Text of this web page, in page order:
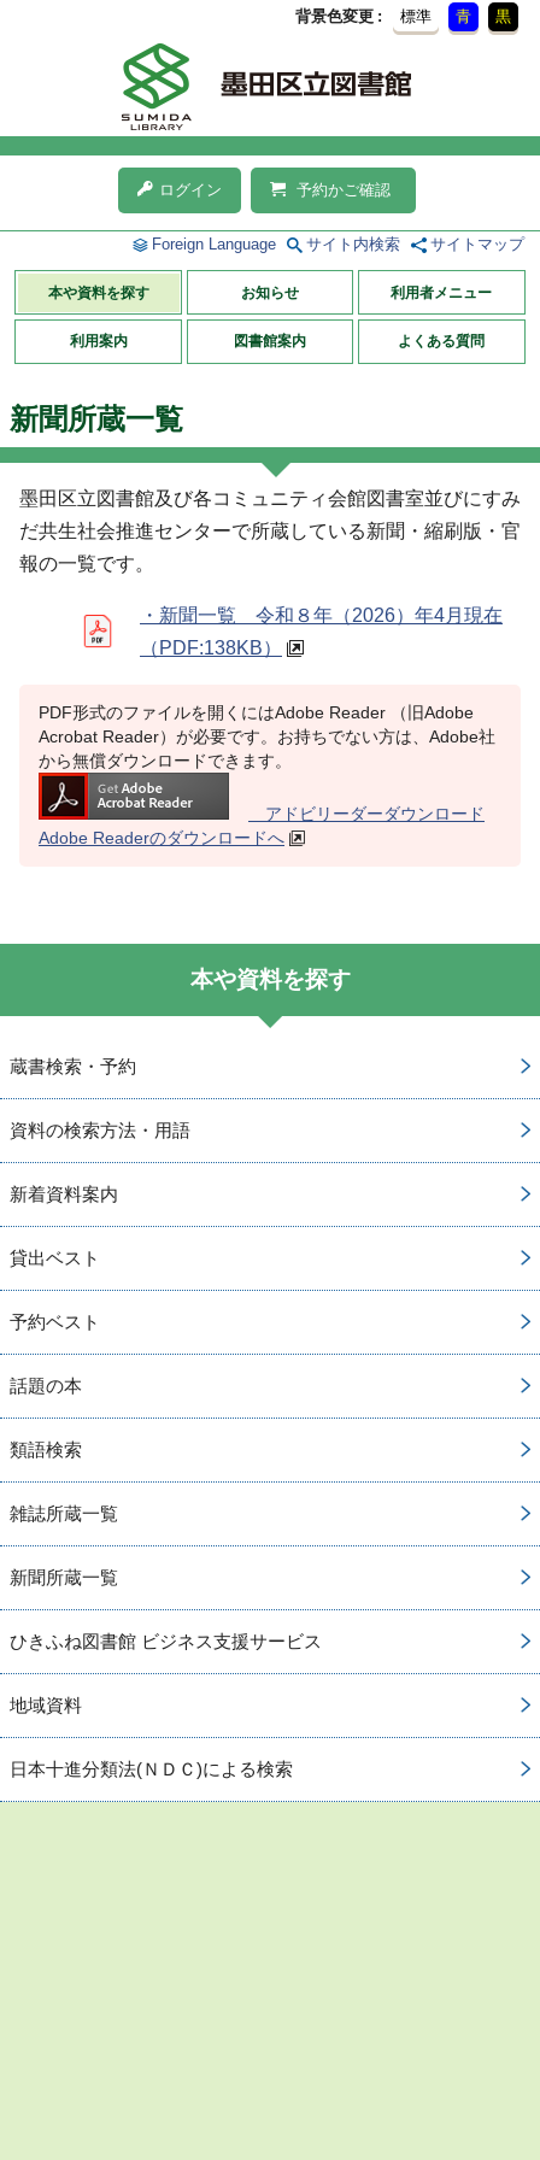
背景色変更 標準 青 黒
ログイン 予約かご確認
Foreign Language サイト内検索 サイトマップ
本や資料を探す お知らせ 利用者メニュー
利用案内 図書館案内 よくある質問
新聞所蔵一覧
墨田区立図書館及び各コミュニティ会館図書室並びにすみ
だ共生社会推進センターで所蔵している新聞・縮刷版・官
報の一覧です。
・新聞一覧 令和８年（2026）年4月現在
（PDF:138KB）
PDF形式のファイルを開くにはAdobe Reader （旧Adobe
Acrobat Reader）が必要です。お持ちでない方は、Adobe社
から無償ダウンロードできます。
アドビリーダーダウンロード
Adobe Readerのダウンロードへ
本や資料を探す
蔵書検索・予約
資料の検索方法・用語
新着資料案内
貸出ベスト
予約ベスト
話題の本
類語検索
雑誌所蔵一覧
新聞所蔵一覧
ひきふね図書館 ビジネス支援サービス
地域資料
日本十進分類法(ＮＤＣ)による検索